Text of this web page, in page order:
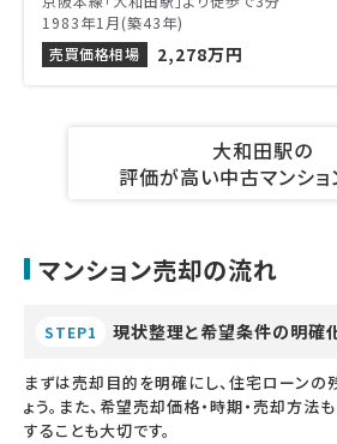
1983年1月(築43年)
売買価格相場
2,278万円
大和田駅の
評価が高い中古マンショ
マンション売却の流れ
STEP1 現状整理と希望条件の明確
まずは売却目的を明確にし、住宅ローンの
ょう。また、希望売却価格・時期・売却方
することも大切です。